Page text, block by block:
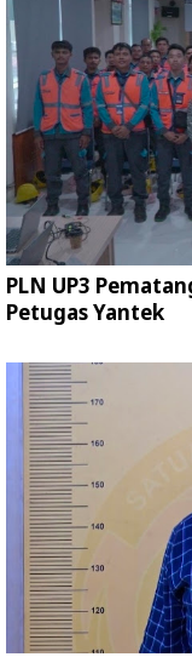
PLN UP3
Petugas Yantek